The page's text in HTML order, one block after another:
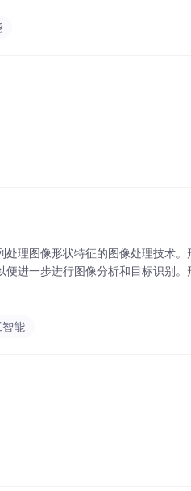
理图像形状特征的图像处理技术
进一步进行图像分析和目标识别
能